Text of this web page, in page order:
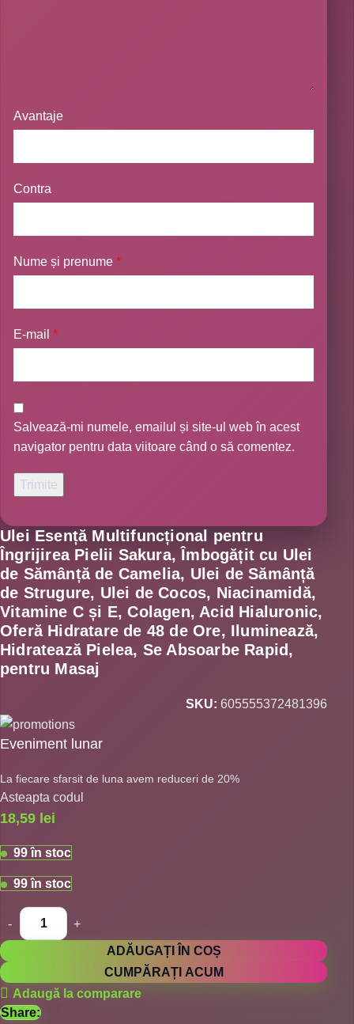
Avantaje
Contra
Nume și prenume*
E-mail*
Salvează-mi numele, emailul și site-ul web în acest
navigator pentru data viitoare când o să comentez.
Ulei Esență Multifuncțional pentru
Îngrijirea Pielii Sakura, Îmbogățit cu Ulei
de Sămânță de Camelia, Ulei de Sămânță
de Strugure, Ulei de Cocos, Niacinamidă,
Vitamine C și E, Colagen, Acid Hialuronic,
Oferă Hidratare de 48 de Ore, Iluminează,
Hidratează Pielea, Se Absoarbe Rapid,
pentru Masaj
SKU:605555372481396
Eveniment lunar
La fiecare sfarsit de luna avem reduceri de 20%
Asteapta codul
18,59 lei
99 în stoc
99 în stoc
ADĂUGAȚI ÎN COȘ
CUMPĂRAȚI ACUM
Adaugă la comparare
Share: